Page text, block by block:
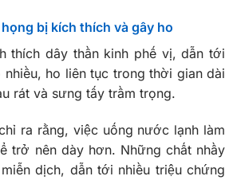
bị kích thích và gây ho
thích dây thần kinh phế vị, dẫn tới
nhiều, ho liên tục trong thời gian dài
rát và sưng tấy trầm trọng.
ra rằng, việc uống nước lạnh làm
trở nên dày hơn. Những chất nhầy
dịch, dẫn tới nhiều triệu chứng